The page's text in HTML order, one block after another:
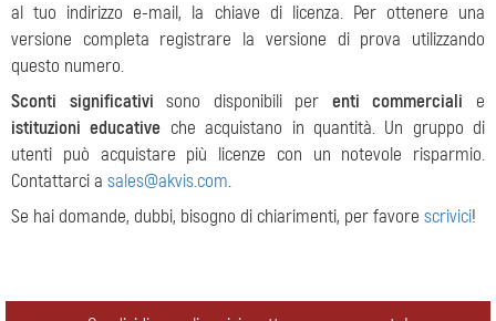
al tuo indirizzo e-mail, la chiave di licenza. Per ottenere una
versione completa registrare la versione di prova utilizzando
questo numero.
Sconti significativi sono disponibili per enti commerciali e
istituzioni educative che acquistano in quantità. Un gruppo di
utenti può acquistare più licenze con un notevole risparmio.
Contattarci a sales@akvis.com.
Se hai domande, dubbi, bisogno di chiarimenti, per favore scrivici!